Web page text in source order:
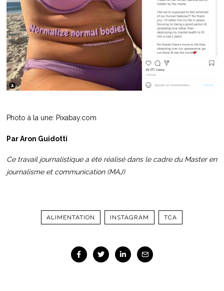
Photo à la une: Pixabay.com
Par Aron Guidotti
Ce travail journalistique a été réalisé dans le cadre du Master en
journalisme et communication (MAJ)
ALIMENTATION INSTAGRAM TCA